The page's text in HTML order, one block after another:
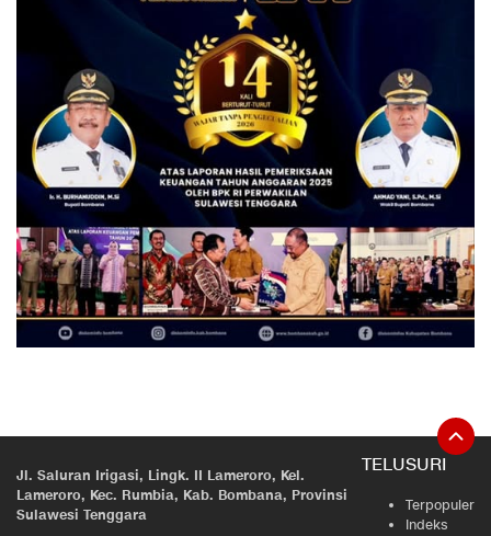
Jl. Saluran Irigasi, Lingk. II Lameroro, Kel.
Lameroro, Kec. Rumbia, Kab. Bombana, Provinsi
Sulawesi Tenggara
TELUSURI
Terpopuler
Indeks